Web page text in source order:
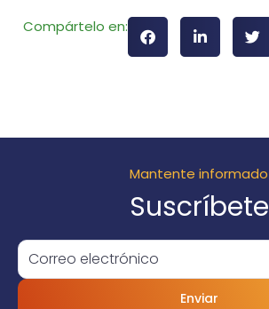
Compártelo en:
Mantente informado
Suscríbete
Enviar